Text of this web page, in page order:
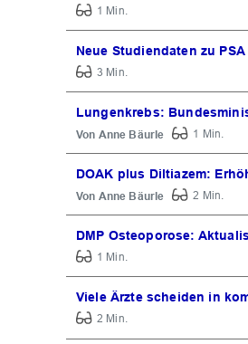
1 Min.
Neue Studiendaten zu
3 Min.
Lungenkrebs:
Anne Bäurle
1 Min.
DOAK plus Diltiazem:
Anne Bäurle
2 Min.
DMP Osteoporose:
1 Min.
Viele Ärzte scheiden in
2 Min.